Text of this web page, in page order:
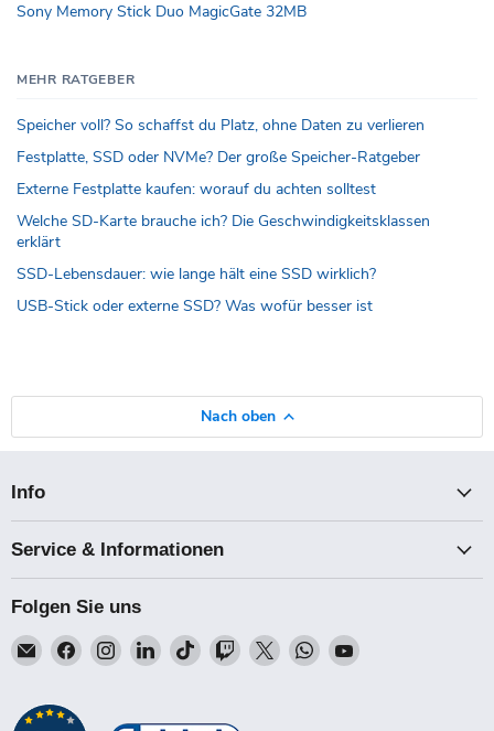
Sony Memory Stick Duo MagicGate 32MB
MEHR RATGEBER
Speicher voll? So schaffst du Platz, ohne Daten zu verlieren
Festplatte, SSD oder NVMe? Der große Speicher-Ratgeber
Externe Festplatte kaufen: worauf du achten solltest
Welche SD-Karte brauche ich? Die Geschwindigkeitsklassen
erklärt
SSD-Lebensdauer: wie lange hält eine SSD wirklich?
USB-Stick oder externe SSD? Was wofür besser ist
Nach oben
Info
Service & Informationen
Folgen Sie uns
Email
Talk-
Finden
Sie
auf
Finden
Sie
auf
Finden
Sie
auf
Finden
Sie
auf
Finden
Sie
Finden
Sie
Finden
Sie
Finden